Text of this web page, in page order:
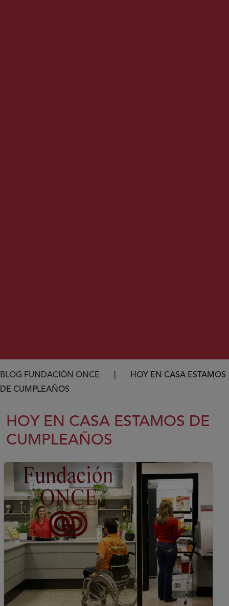
Ruta de navegación
BLOG FUNDACIÓN ONCE
HOY EN CASA ESTAMOS
DE CUMPLEAÑOS
HOY EN CASA ESTAMOS DE
CUMPLEAÑOS